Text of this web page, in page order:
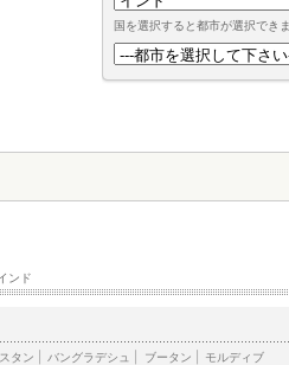
国を選択すると都市が選択でき
ンド
タン バングラデシュ ブータン モルディブ